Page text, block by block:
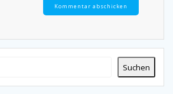
Suchen